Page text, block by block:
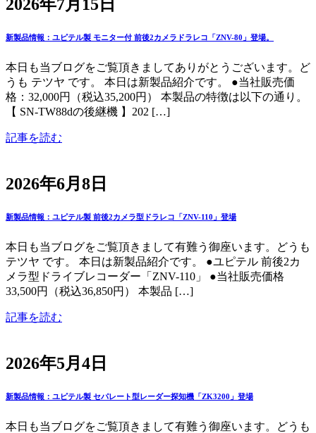
2026年7月15日
新製品情報：ユピテル製 モニター付 前後2カメラドラレコ「ZNV-80」登場。
本日も当ブログをご覧頂きましてありがとうございます。ど
うも テツヤ です。 本日は新製品紹介です。 ●当社販売価
格：32,000円（税込35,200円） 本製品の特徴は以下の通り。
【 SN-TW88dの後継機 】202 […]
記事を読む
2026年6月8日
新製品情報：ユピテル製 前後2カメラ型ドラレコ「ZNV-110」登場
本日も当ブログをご覧頂きまして有難う御座います。どうも
テツヤ です。 本日は新製品紹介です。 ●ユピテル 前後2カ
メラ型ドライブレコーダー「ZNV-110」 ●当社販売価格
33,500円（税込36,850円） 本製品 […]
記事を読む
2026年5月4日
新製品情報：ユピテル製 セパレート型レーダー探知機「ZK3200」登場
本日も当ブログをご覧頂きまして有難う御座います。どうも